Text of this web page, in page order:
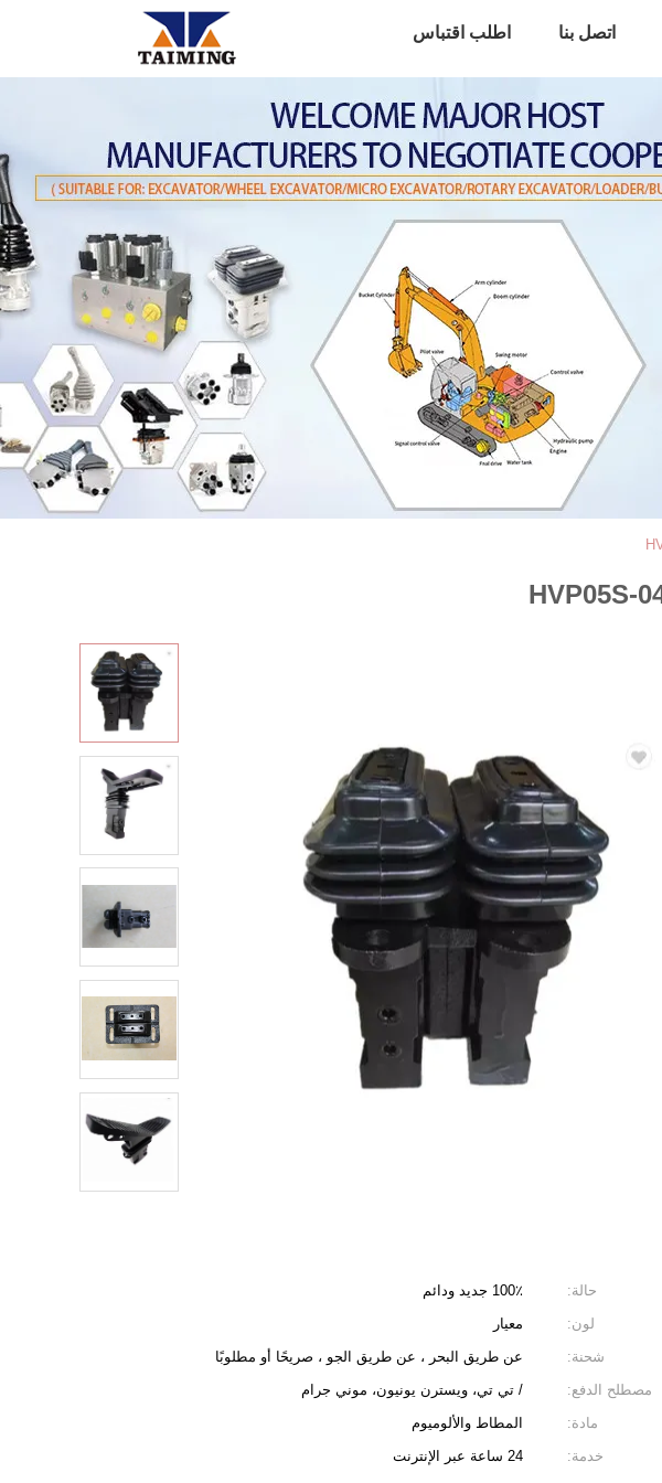
اتصل بنا اطلب اقتباس
حالة:
100٪ جديد ودائم
لون:
معيار
شحنة:
عن طريق البحر ، عن طريق الجو ، صريحًا أو مطلوبًا
مصطلح الدفع:
/ تي تي، ويسترن يونيون، موني جرام
مادة:
المطاط والألوميوم
خدمة:
24 ساعة عبر الإنترنت